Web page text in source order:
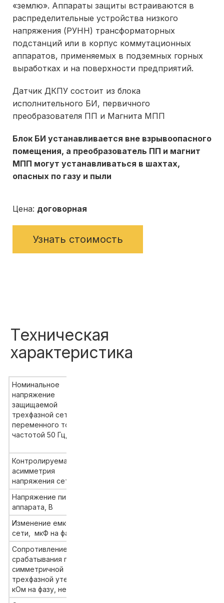
«землю». Аппараты защиты встраиваются в
распределительные устройства низкого
напряжения (РУНН) трансформаторных
подстанций или в корпус коммутационных
аппаратов, применяемых в подземных горных
выработках и на поверхности предприятий.
Датчик ДКПУ состоит из блока
исполнительного БИ, первичного
преобразователя ПП и Магнита МПП
Блок БИ устанавливается вне взрывоопасного
помещения, а преобразователь ПП и магнит
МПП могут устанавливаться в шахтах,
опасных по газу и пыли
Цена: договорная
Узнать стоимость
Техническая
характеристика
Номинальное
напряжение
защищаемой
трехфазной сети
переменного тока
частотой 50 Гц, В
Контролируемая
асимметрия
напряжения сети , %
Напряжение питания
аппарата, В
Изменение емкости
сети, мкФ на фазу
Сопротивление
срабатывания при
симметричной
трехфазной утечке,
кОм на фазу, не менее: